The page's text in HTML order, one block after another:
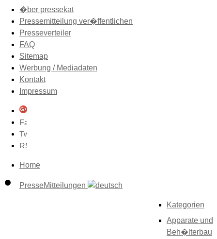
�ber pressekat
Pressemitteilung ver�ffentlichen
Presseverteiler
FAQ
Sitemap
Werbung / Mediadaten
Kontakt
Impressum
Home
PresseMitteilungen
Kategorien
Apparate und
Beh�lterbau